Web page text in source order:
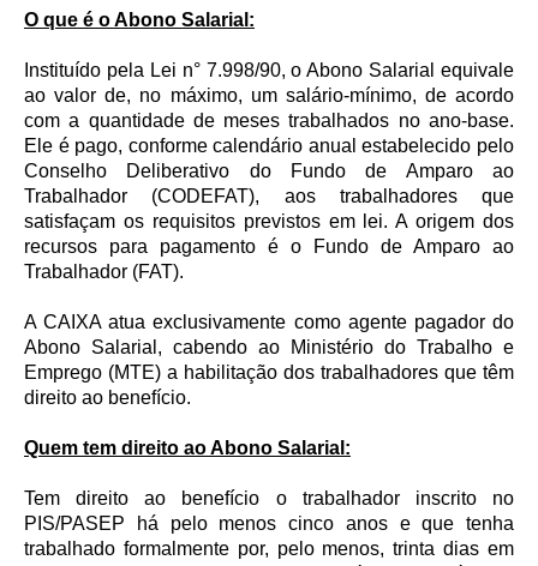
O que é o Abono Salarial:
Instituído pela Lei n° 7.998/90, o Abono Salarial equivale
ao valor de, no máximo, um salário-mínimo, de acordo
com a quantidade de meses trabalhados no ano-base.
Ele é pago, conforme calendário anual estabelecido pelo
Conselho Deliberativo do Fundo de Amparo ao
Trabalhador (CODEFAT), aos trabalhadores que
satisfaçam os requisitos previstos em lei. A origem dos
recursos para pagamento é o Fundo de Amparo ao
Trabalhador (FAT).
A CAIXA atua exclusivamente como agente pagador do
Abono Salarial, cabendo ao Ministério do Trabalho e
Emprego (MTE) a habilitação dos trabalhadores que têm
direito ao benefício.
Quem tem direito ao Abono Salarial:
Tem direito ao benefício o trabalhador inscrito no
PIS/PASEP há pelo menos cinco anos e que tenha
trabalhado formalmente por, pelo menos, trinta dias em